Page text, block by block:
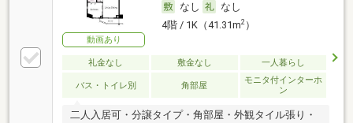
動画あり
なし
なし
4階 / 1K（41.31m2）
礼金なし 敷金なし 一人暮らし
バス・トイレ別 角部屋
モニタ付インターホ
ン
二人入居可・分譲タイプ・角部屋・外観タイル張り・